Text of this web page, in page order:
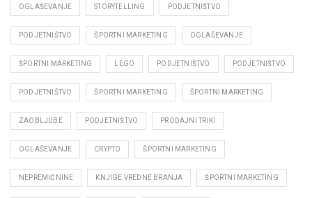
OGLAŠEVANJE STORYTELLING PODJETNIŠTVO
PODJETNIŠTVO ŠPORTNI MARKETING OGLAŠEVANJE
ŠPORTNI MARKETING LEGO PODJETNIŠTVO PODJETNIŠTVO
PODJETNIŠTVO ŠPORTNI MARKETING ŠPORTNI MARKETING
ZAOBLJUBE PODJETNIŠTVO PRODAJNI TRIKI
OGLAŠEVANJE CRYPTO ŠPORTNI MARKETING
NEPREMIČNINE KNJIGE VREDNE BRANJA ŠPORTNI MARKETING